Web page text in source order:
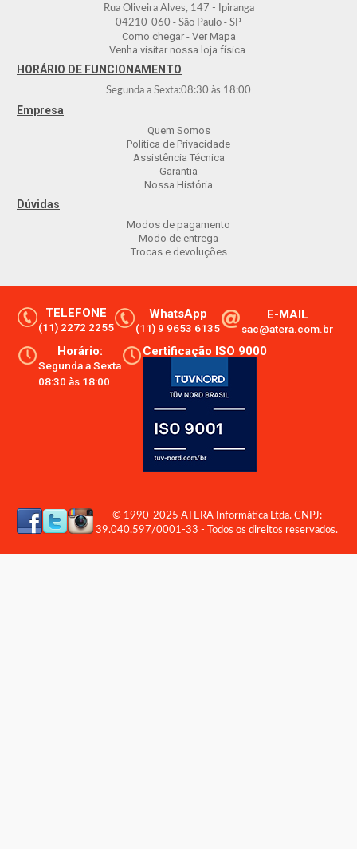
Rua Oliveira Alves, 147 - Ipiranga
04210-060 - São Paulo - SP
Como chegar - Ver Mapa
Venha visitar nossa loja física.
HORÁRIO DE FUNCIONAMENTO
Segunda a Sexta:08:30 às 18:00
Empresa
Quem Somos
Política de Privacidade
Assistência Técnica
Garantia
Nossa História
Dúvidas
Modos de pagamento
Modo de entrega
Trocas e devoluções
TELEFONE
(11) 2272 2255
WhatsApp
(11) 9 9653 6135
E-MAIL
sac@atera.com.br
Horário:
Segunda a Sexta
08:30 às 18:00
Certificação ISO 9000
© 1990-2025 ATERA Informática Ltda. CNPJ:
39.040.597/0001-33 - Todos os direitos reservados.